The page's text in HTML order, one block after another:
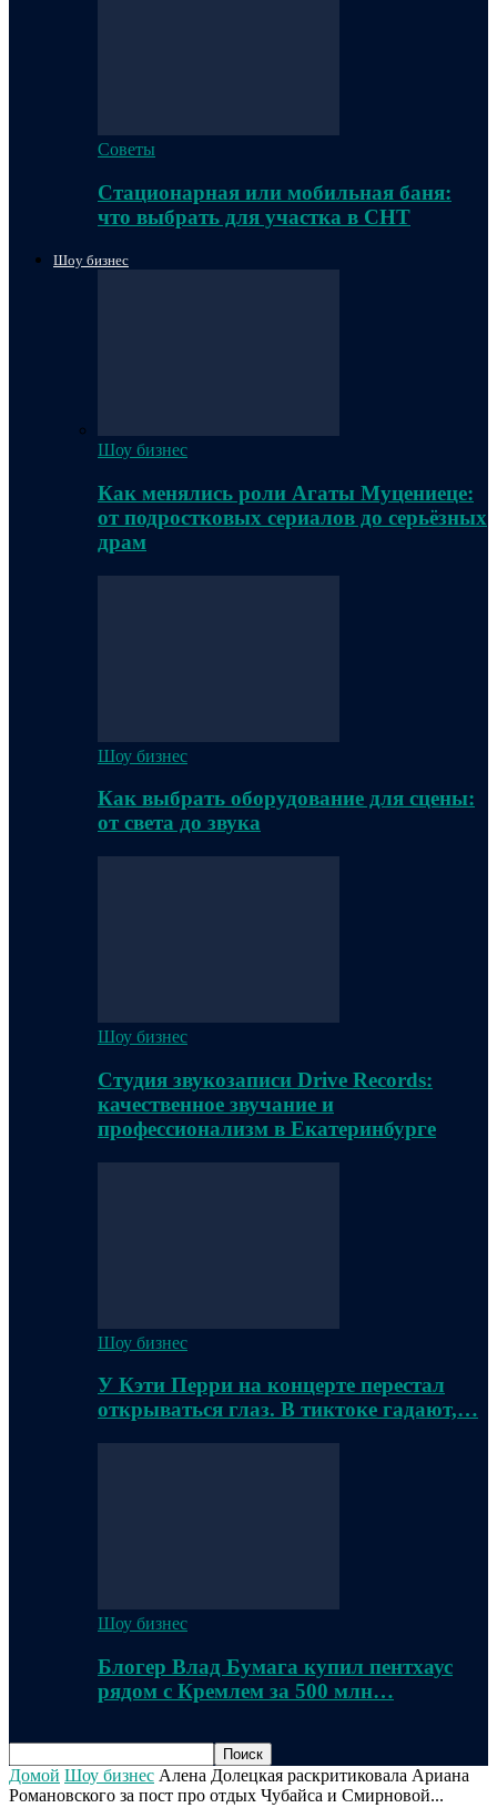
Советы
Стационарная или мобильная баня:
что выбрать для участка в СНТ
Шоу бизнес
Шоу бизнес
Как менялись роли Агаты Муцениеце:
от подростковых сериалов до серьёзных
драм
Шоу бизнес
Как выбрать оборудование для сцены:
от света до звука
Шоу бизнес
Студия звукозаписи Drive Records:
качественное звучание и
профессионализм в Екатеринбурге
Шоу бизнес
У Кэти Перри на концерте перестал
открываться глаз. В тиктоке гадают,…
Шоу бизнес
Блогер Влад Бумага купил пентхаус
рядом с Кремлем за 500 млн…
Домой Шоу бизнес Алена Долецкая раскритиковала Ариана
Романовского за пост про отдых Чубайса и Смирновой...